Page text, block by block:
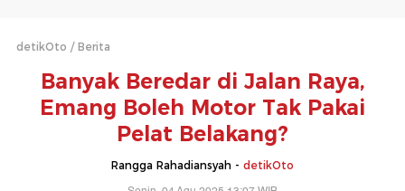
detikOto Berita
Banyak Beredar di Jalan Raya,
Emang Boleh Motor Tak Pakai
Pelat Belakang?
Rangga Rahadiansyah - detikOto